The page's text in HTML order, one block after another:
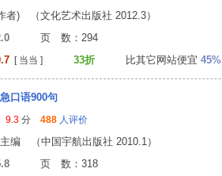
者) （文化艺术出版社 2012.3）
页 数：294
[ 当当 ] 33折 比其它网站便宜 45%
口语900句
9.3 分 488 人评价
（中国宇航出版社 2010.1）
页 数：318